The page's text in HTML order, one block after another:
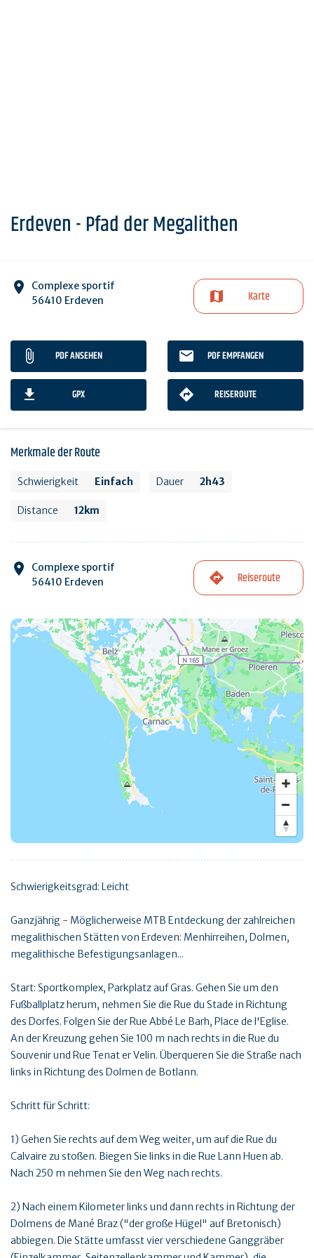
Erdeven - Pfad der Megalithen
Complexe sportif
56410 Erdeven
Karte
PDF ANSEHEN PDF EMPFANGEN
GPX REISEROUTE
Merkmale der Route
Schwierigkeit Einfach Dauer 2h43
Distance 12km
Complexe sportif
56410 Erdeven
Reiseroute
Schwierigkeitsgrad: Leicht
Ganzjährig - Möglicherweise MTB Entdeckung der zahlreichen
megalithischen Stätten von Erdeven: Menhirreihen, Dolmen,
megalithische Befestigungsanlagen...
Start: Sportkomplex, Parkplatz auf Gras. Gehen Sie um den
Fußballplatz herum, nehmen Sie die Rue du Stade in Richtung
des Dorfes. Folgen Sie der Rue Abbé Le Barh, Place de l'Eglise.
An der Kreuzung gehen Sie 100 m nach rechts in die Rue du
Souvenir und Rue Tenat er Velin. Überqueren Sie die Straße nach
links in Richtung des Dolmen de Botlann.
Schritt für Schritt:
1) Gehen Sie rechts auf dem Weg weiter, um auf die Rue du
Calvaire zu stoßen. Biegen Sie links in die Rue Lann Huen ab.
Nach 250 m nehmen Sie den Weg nach rechts.
2) Nach einem Kilometer links und dann rechts in Richtung der
Dolmens de Mané Braz ("der große Hügel" auf Bretonisch)
abbiegen. Die Stätte umfasst vier verschiedene Ganggräber